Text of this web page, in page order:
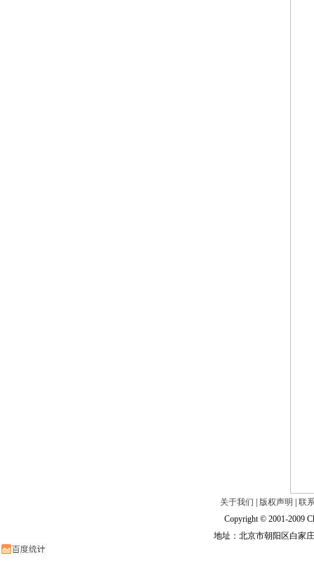
关于我们 版权声明
联
Copyright © 2001-2009
地址：北京市朝阳区白家